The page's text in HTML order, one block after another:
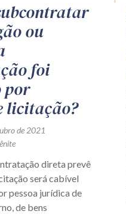
ou
foi
por
licitação?
de 2021
direta prevê
será cabível
pessoa jurídica de
de bens